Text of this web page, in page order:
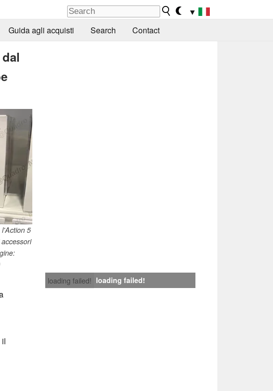
▼
Guida agli acquisti Search Contact
5
loading failed! loading failed!
il